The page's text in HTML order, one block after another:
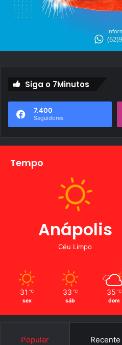
Siga o 7Minutos
7.400
Seguidores
Tempo
Anápolis
Céu Limpo
31 ℃
sex
33 ℃
sáb
35 ℃
dom
Popular Recente